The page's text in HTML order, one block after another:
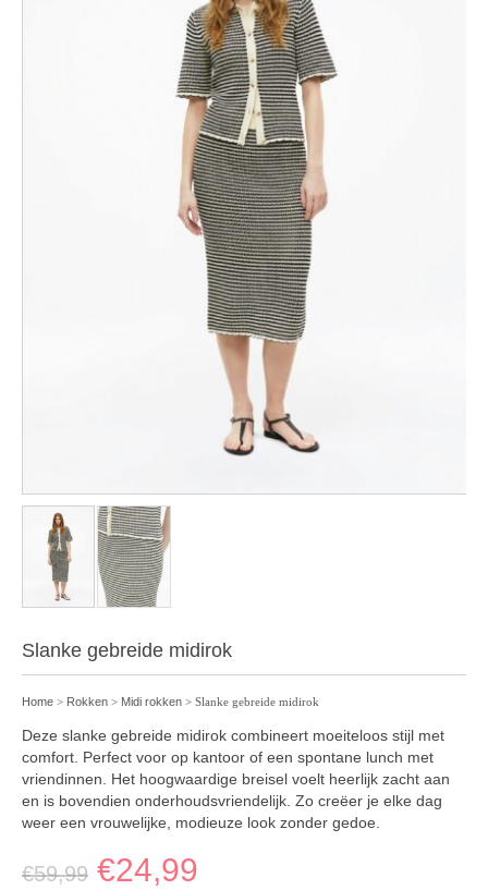
Slanke gebreide midirok
Home > Rokken > Midi rokken > Slanke gebreide midirok
Deze slanke gebreide midirok combineert moeiteloos stijl met
comfort. Perfect voor op kantoor of een spontane lunch met
vriendinnen. Het hoogwaardige breisel voelt heerlijk zacht aan
en is bovendien onderhoudsvriendelijk. Zo creëer je elke dag
weer een vrouwelijke, modieuze look zonder gedoe.
€59,99 €24,99